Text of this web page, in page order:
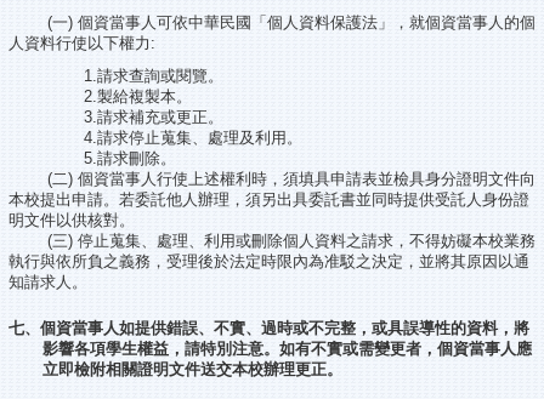
(一) 個資當事人可依中華民國「個人資料保護法」，就個資當事人的個
人資料行使以下權力:
1. 請求查詢或閱覽。
2. 製給複製本。
3. 請求補充或更正。
4. 請求停止蒐集、處理及利用。
5. 請求刪除。
(二) 個資當事人行使上述權利時，須填具申請表並檢具身分證明文件向
本校提出申請。若委託他人辦理，須另出具委託書並同時提供受託人身份證
明文件以供核對。
(三) 停止蒐集、處理、利用或刪除個人資料之請求，不得妨礙本校業務
執行與依所負之義務，受理後於法定時限內為准駁之決定，並將其原因以通
知請求人。
七、個資當事人如提供錯誤、不實、過時或不完整，或具誤導性的資料，將
影響各項學生權益，請特別注意。如有不實或需變更者，個資當事人應
立即檢附相關證明文件送交本校辦理更正。